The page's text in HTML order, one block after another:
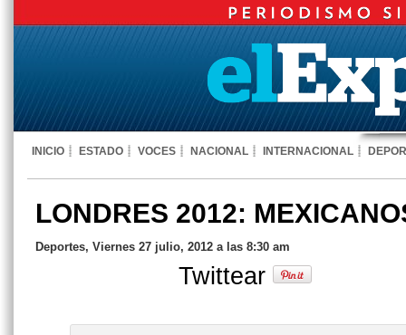
INICIO ESTADO VOCES NACIONAL INTERNACIONAL
LONDRES 2012:
Deportes, Viernes 27 julio, 2012 a las 8:30 am
Twittear